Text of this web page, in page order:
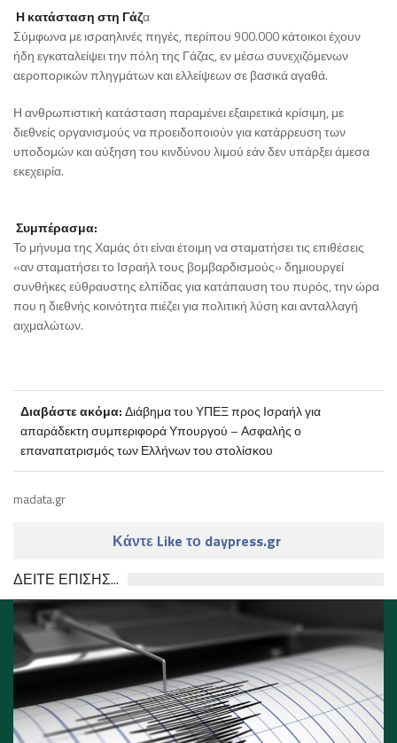
Η κατάσταση στη Γάζα
Σύμφωνα με ισραηλινές πηγές, περίπου 900.000 κάτοικοι έχουν
ήδη εγκαταλείψει την πόλη της Γάζας, εν μέσω συνεχιζόμενων
αεροπορικών πληγμάτων και ελλείψεων σε βασικά αγαθά.
Η ανθρωπιστική κατάσταση παραμένει εξαιρετικά κρίσιμη, με
διεθνείς οργανισμούς να προειδοποιούν για κατάρρευση των
υποδομών και αύξηση του κινδύνου λιμού εάν δεν υπάρξει άμεσα
εκεχειρία.
Συμπέρασμα:
Το μήνυμα της Χαμάς ότι είναι έτοιμη να σταματήσει τις επιθέσεις
«αν σταματήσει το Ισραήλ τους βομβαρδισμούς» δημιουργεί
συνθήκες εύθραυστης ελπίδας για κατάπαυση του πυρός, την ώρα
που η διεθνής κοινότητα πιέζει για πολιτική λύση και ανταλλαγή
αιχμαλώτων.
Διαβάστε ακόμα:Διάβημα του ΥΠΕΞ προς Ισραήλ για
απαράδεκτη συμπεριφορά Υπουργού – Ασφαλής ο
επαναπατρισμός των Ελλήνων του στολίσκου
madata.gr
Κάντε Like το daypress.gr
ΔΕΙΤΕ ΕΠΙΣΗΣ...